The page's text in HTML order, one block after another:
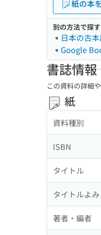
紙の本
別の方法で探す
日本の古
Google
書誌情報
この資料の詳細
紙
資料種別
ISBN
タイトル
タイトルよみ
著者・編者